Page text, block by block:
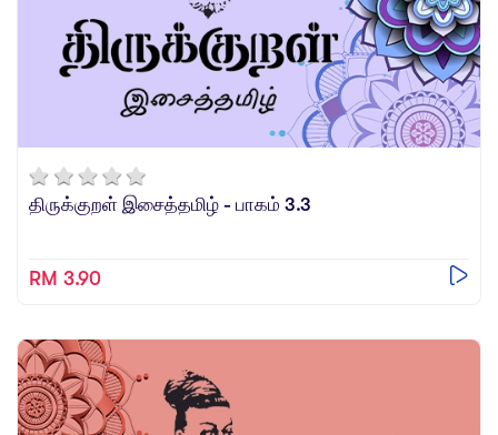
திருக்குறள் இசைத்தமிழ் - பாகம் 3.3
RM 3.90